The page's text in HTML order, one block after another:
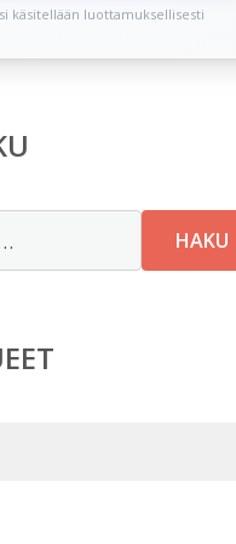
käsitellään luottamuksellisesti
HAKU